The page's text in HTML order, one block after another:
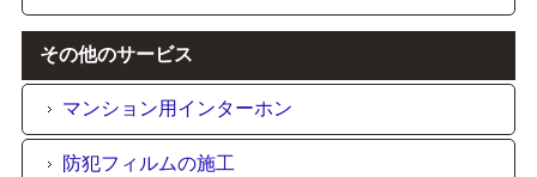
その他のサービス
マンション用インターホン
防犯フィルムの施工